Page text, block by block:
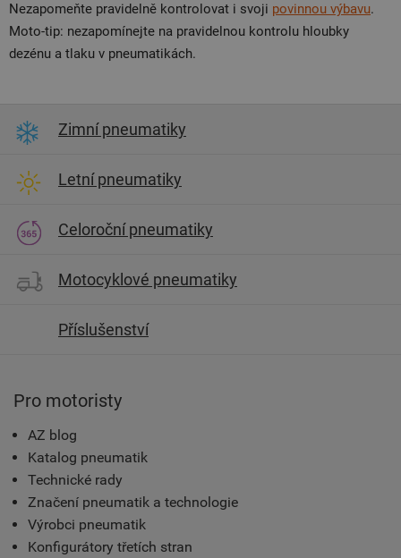
Nezapomeňte pravidelně kontrolovat i svoji povinnou výbavu.
Moto-tip: nezapomínejte na pravidelnou kontrolu hloubky
dezénu a tlaku v pneumatikách.
Zimní pneumatiky
Letní pneumatiky
Celoroční pneumatiky
Motocyklové pneumatiky
Příslušenství
Pro motoristy
AZ blog
Katalog pneumatik
Technické rady
Značení pneumatik a technologie
Výrobci pneumatik
Konfigurátory třetích stran